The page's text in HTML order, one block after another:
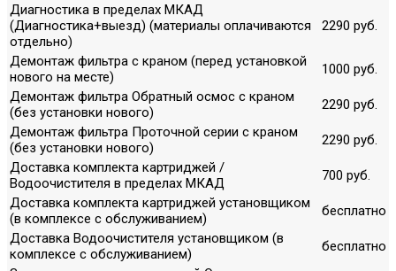
Диагностика в пределах МКАД
(Диагностика+выезд) (материалы оплачиваются
отдельно)
2290 руб.
Демонтаж фильтра с краном (перед установкой
нового на месте)
1000 руб.
Демонтаж фильтра Обратный осмос с краном
(без установки нового)
2290 руб.
Демонтаж фильтра Проточной серии с краном
(без установки нового)
2290 руб.
Доставка комплекта картриджей /
Водоочистителя в пределах МКАД
700 руб.
Доставка комплекта картриджей установщиком
(в комплексе с обслуживанием)
бесплатно
Доставка Водоочистителя установщиком (в
комплексе с обслуживанием)
бесплатно